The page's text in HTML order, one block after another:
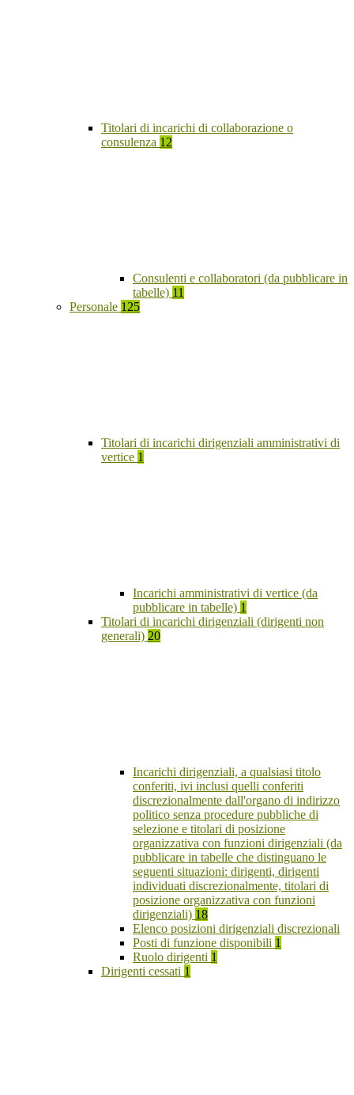
Titolari di incarichi di collaborazione o
consulenza 12
Consulenti e collaboratori (da pubblicare in
tabelle) 11
Personale 125
Titolari di incarichi dirigenziali amministrativi di
vertice 1
Incarichi amministrativi di vertice (da
pubblicare in tabelle) 1
Titolari di incarichi dirigenziali (dirigenti non
generali) 20
Incarichi dirigenziali, a qualsiasi titolo
conferiti, ivi inclusi quelli conferiti
discrezionalmente dall'organo di indirizzo
politico senza procedure pubbliche di
selezione e titolari di posizione
organizzativa con funzioni dirigenziali (da
pubblicare in tabelle che distinguano le
seguenti situazioni: dirigenti, dirigenti
individuati discrezionalmente, titolari di
posizione organizzativa con funzioni
dirigenziali) 18
Elenco posizioni dirigenziali discrezionali
Posti di funzione disponibili 1
Ruolo dirigenti 1
Dirigenti cessati 1